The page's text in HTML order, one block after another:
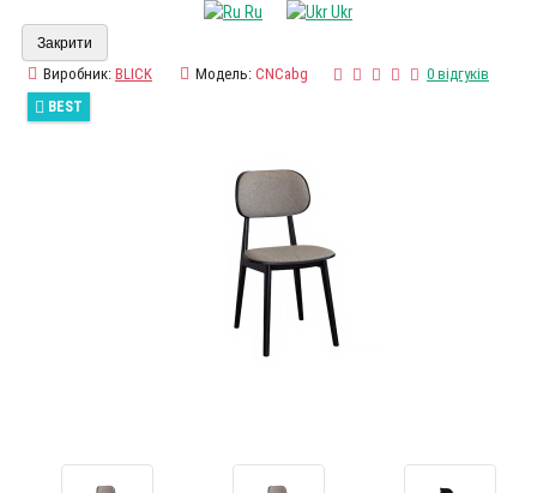
Ru
Ukr
Закрити
Виробник: BLICK Модель: CNCabg 0 відгуків
BEST